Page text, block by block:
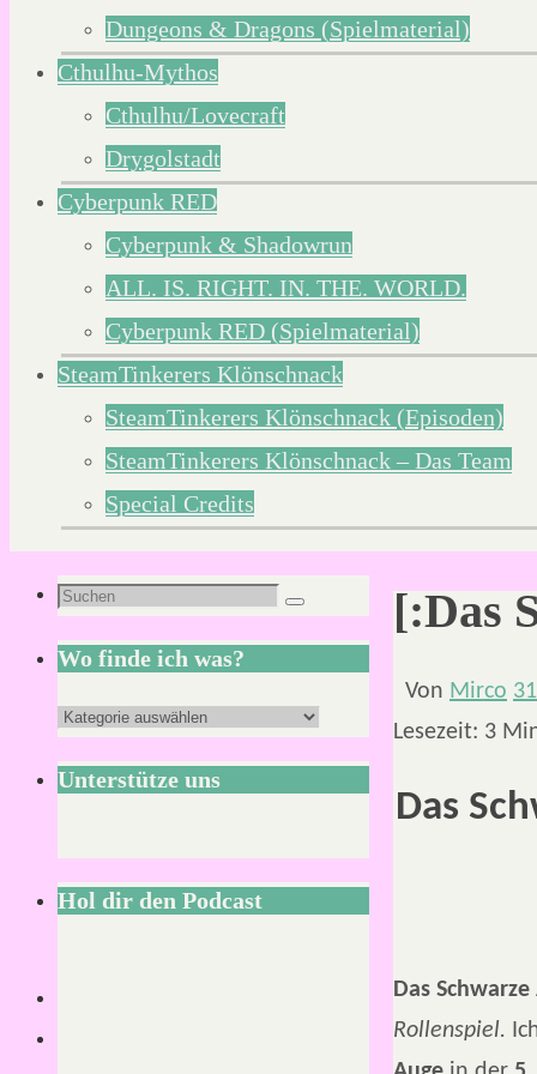
Dungeons & Dragons (Spielmaterial)
Cthulhu-Mythos
Cthulhu/Lovecraft
Drygolstadt
Cyberpunk RED
Cyberpunk & Shadowrun
ALL. IS. RIGHT. IN. THE. WORLD.
Cyberpunk RED (Spielmaterial)
SteamTinkerers Klönschnack
SteamTinkerers Klönschnack (Episoden)
SteamTinkerers Klönschnack – Das Team
Special Credits
[:Das
Von Mirco
Lesezeit: 3
Das
Das
Rollenspiel.
Suchen
nach:
Suchen
Wo finde ich was?
Wo
finde
ich
Unterstütze uns
Hol dir den Podcast